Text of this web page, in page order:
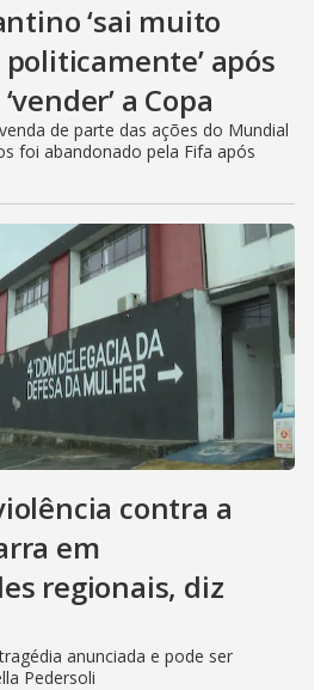
‘sai muito
após
a Copa
de parte das ações do Mundial
foi abandonado pela Fifa após
contra a
em
regionais, diz
anunciada e pode ser
Pedersoli